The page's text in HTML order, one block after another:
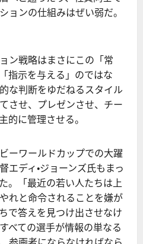
ョンの仕組みはぜい弱だ。
ン戦略はまさにこの「常
指示を与える」のではな
な判断をゆだねるスタイル
させ、プレゼンさせ、チー
的に管理させる。
ーワールドカップでの大躍
ディ・ジョーンズ氏もまっ
。「最近の若い人たちは上
れと命令されることを嫌が
で答えを見つけ出させなけ
べての選手が情報の単なる